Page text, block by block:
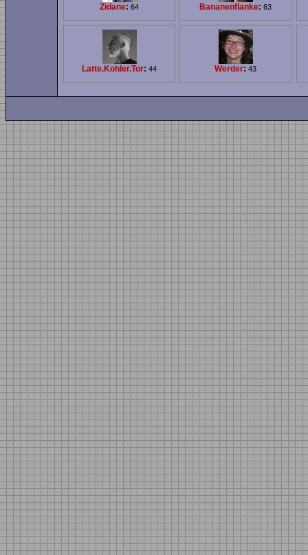
Zidane: 64 Bananenflanke: 63
Latte.Kohler.Tor: 44 Werder: 43